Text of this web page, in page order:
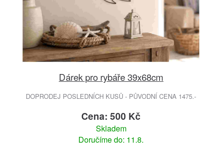
Dárek pro rybáře 39x68cm
DOPRODEJ POSLEDNÍCH KUSŮ - PŮVODNÍ CENA 1475.-
Cena: 500 Kč
Skladem
Doručíme do: 11.8.